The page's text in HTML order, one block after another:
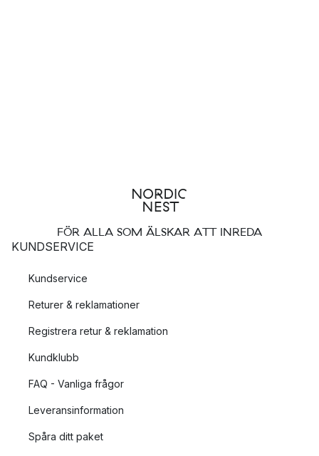
FÖR ALLA SOM ÄLSKAR ATT INREDA
KUNDSERVICE
Kundservice
Returer & reklamationer
Registrera retur & reklamation
Kundklubb
FAQ - Vanliga frågor
Leveransinformation
Spåra ditt paket